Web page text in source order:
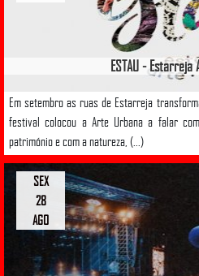
ESTAU -
Em setembro as ruas de Estarreja
festival colocou a Arte Urbana a falar
património e com a natureza, (...)
SEX
28
AGO